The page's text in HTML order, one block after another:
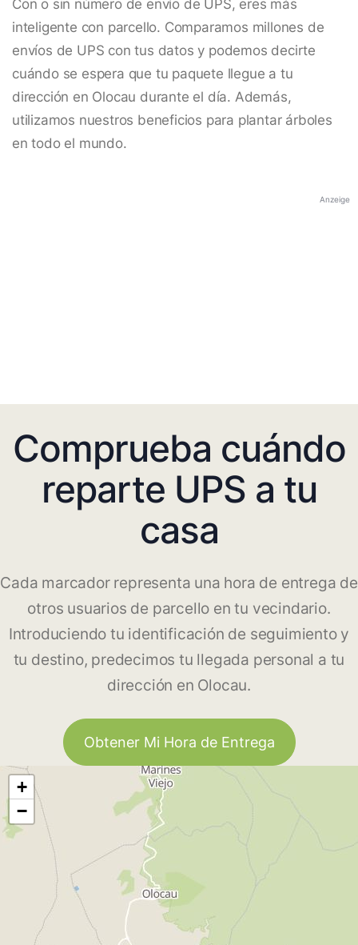
Con o sin número de envío de UPS, eres más
inteligente con parcello. Comparamos millones de
envíos de UPS con tus datos y podemos decirte
cuándo se espera que tu paquete llegue a tu
dirección en Olocau durante el día. Además,
utilizamos nuestros beneficios para plantar árboles
en todo el mundo.
Anzeige
Comprueba cuándo
reparte UPS a tu
casa
Cada marcador representa una hora de entrega de
otros usuarios de parcello en tu vecindario.
Introduciendo tu identificación de seguimiento y
tu destino, predecimos tu llegada personal a tu
dirección en Olocau.
Obtener Mi Hora de Entrega
+
−